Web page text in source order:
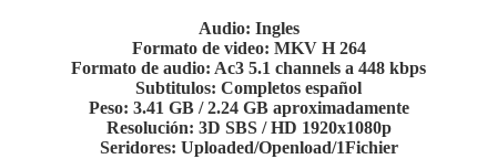
Audio: Ingles
Formato de video: MKV H 264
Formato de audio: Ac3 5.1 channels a 448 kbps
Subtitulos: Completos español
Peso: 3.41 GB / 2.24 GB aproximadamente
Resolución: 3D SBS / HD 1920x1080p
Seridores: Uploaded/Openload/1Fichier